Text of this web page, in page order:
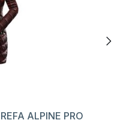
ALPINE PRO